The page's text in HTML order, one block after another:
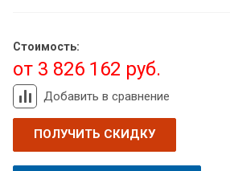
Стоимость:
от 3 826 162 руб.
Добавить в сравнение
ПОЛУЧИТЬ СКИДКУ